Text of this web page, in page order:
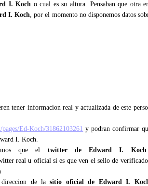
I. Koch o cual es su altura. Pensaban que otra
I. Koch, por el momento no disponemos datos
tener informacion real y actualizada de este
Ed-Koch/31862103261 y podran confirmar
I. Koch.
que el twitter de Edward I. Koch
real u oficial si es que ven el sello de
direccion de lasitio oficial de Edward I.